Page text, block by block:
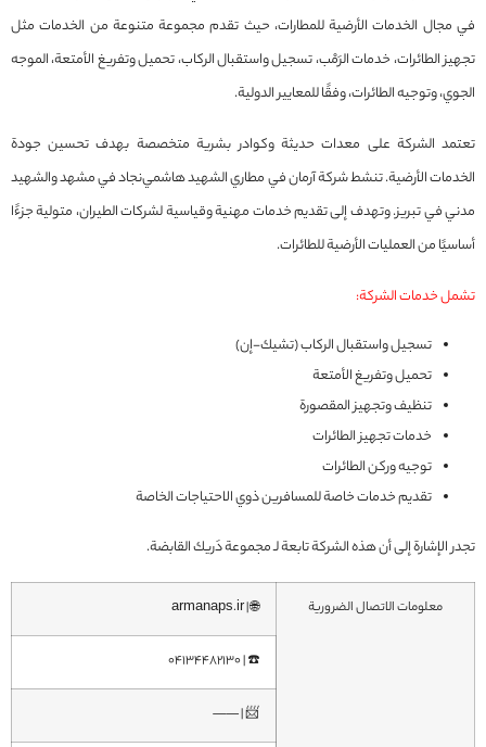
في مجال الخدمات الأرضية للمطارات، حيث تقدم مجموعة متنوعة من الخدمات مثل
تجهيز الطائرات، خدمات الرَمْب، تسجيل واستقبال الركاب، تحميل وتفريغ الأمتعة، الموجه
الجوي، وتوجيه الطائرات، وفقًا للمعايير الدولية.
تعتمد الشركة على معدات حديثة وكوادر بشرية متخصصة بهدف تحسين جودة
الخدمات الأرضية. تنشط شركة آرمان في مطاري الشهيد هاشمي‌نجاد في مشهد والشهيد
مدني في تبريز. وتهدف إلى تقديم خدمات مهنية وقياسية لشركات الطيران، متولية جزءًا
أساسيًا من العمليات الأرضية للطائرات.
تشمل خدمات الشركة:
تسجيل واستقبال الركاب (تشيك-إن)
تحميل وتفريغ الأمتعة
تنظيف وتجهيز المقصورة
خدمات تجهيز الطائرات
توجيه وركن الطائرات
تقديم خدمات خاصة للمسافرين ذوي الاحتياجات الخاصة
تجدر الإشارة إلى أن هذه الشركة تابعة لـ مجموعة دَريك القابضة.
معلومات الاتصال الضرورية 🌐 | armanaps.ir
☎️ | 04134482130
📨 | ——